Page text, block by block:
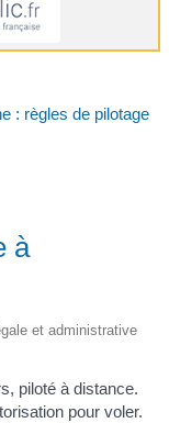
: règles de pilotage
à
et administrative
piloté à distance.
pour voler.